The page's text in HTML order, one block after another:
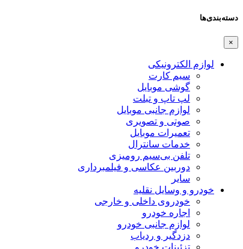
دسته‌بندی‌ها
×
لوازم الکترونیکی
سیم کارت
گوشی موبایل
لپ تاپ و تبلت
لوازم جانبی موبایل
صوتی و تصویری
تعمیرات موبایل
خدمات سانترال
تلفن بی‌سیم رومیزی
دوربین عکاسی و فیلمبرداری
سایر
خودرو و وسایل نقلیه
خودروی داخلی و خارجی
اجاره خودرو
لوازم جانبی خودرو
دزدگیر و ردیاب